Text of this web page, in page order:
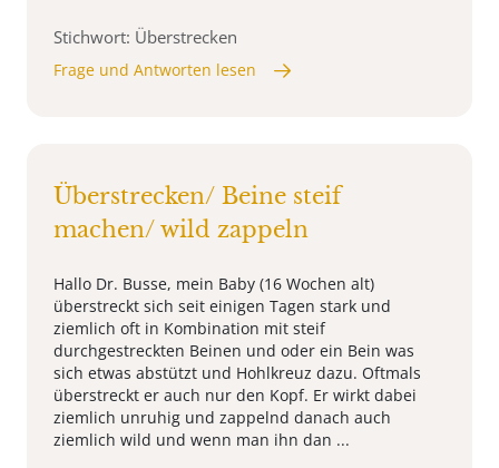
Stichwort: Überstrecken
Frage und Antworten lesen
Überstrecken/ Beine steif
machen/ wild zappeln
Hallo Dr. Busse, mein Baby (16 Wochen alt)
überstreckt sich seit einigen Tagen stark und
ziemlich oft in Kombination mit steif
durchgestreckten Beinen und oder ein Bein was
sich etwas abstützt und Hohlkreuz dazu. Oftmals
überstreckt er auch nur den Kopf. Er wirkt dabei
ziemlich unruhig und zappelnd danach auch
ziemlich wild und wenn man ihn dan ...